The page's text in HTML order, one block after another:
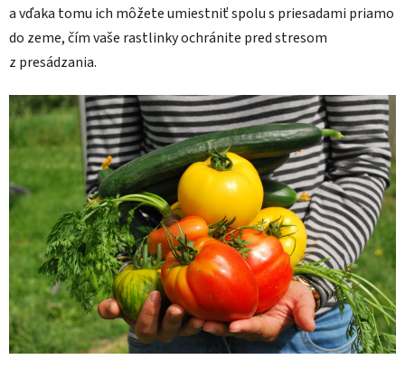
a vďaka tomu ich môžete umiestniť spolu s priesadami priamo
do zeme, čím vaše rastlinky ochránite pred stresom
z presádzania.